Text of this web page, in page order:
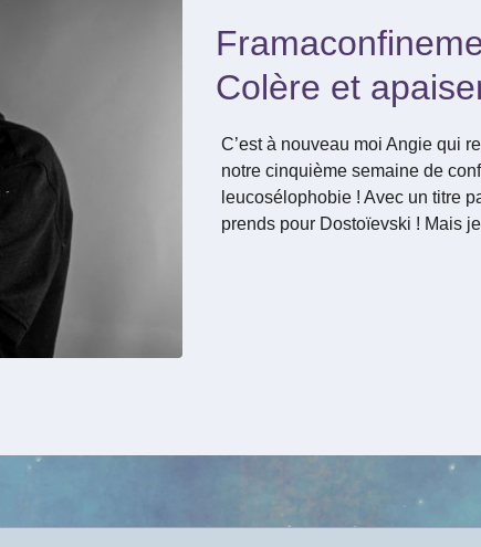
Colère et
C’est à nouveau moi Angie qui
notre cinquième semaine de
leucosélophobie ! Avec un titre
prends pour Dostoïevski ! Mais